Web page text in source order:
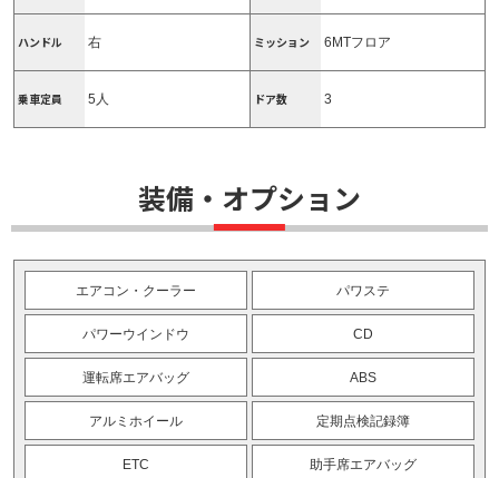
ハンドル 右 ミッション 6MTフロア
乗車定員 5人 ドア数 3
装備・オプション
エアコン・クーラー パワステ
パワーウインドウ CD
運転席エアバッグ ABS
アルミホイール 定期点検記録簿
ETC 助手席エアバッグ